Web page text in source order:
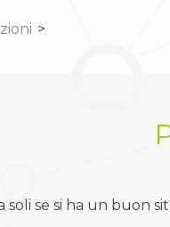
>
soli se si ha un buon